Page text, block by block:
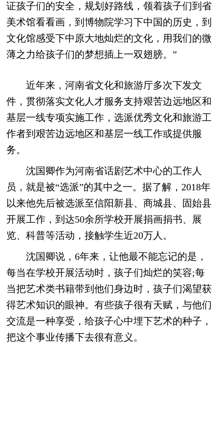
证孩子们的安全，规划好路线，领着孩子们到省
美术馆看看画，到博物院学习下中国的历史，到
文化馆感受下中原大地灿烂的文化，用我们的微
薄之力给孩子们的梦想插上一双翅膀。”
近年来，河南省文化和旅游厅多次下发文
件，贯彻落实文化人才服务支持艰苦边远地区和
基层一线专项实施工作，选派优秀文化和旅游工
作者到艰苦边远地区和基层一线工作或提供服
务。
沈国卿作为河南省话剧艺术中心的工作人
员，就是被“选派”的其中之一。据了解，2018年
以来他先后被选派至信阳新县、商城县、固始县
开展工作，到达50余所学校开展捐画捐书、展
览、科普等活动，接触学生近20万人。
沈国卿说，6年来，让他最不能忘记的是，
每当在学校开展活动时，孩子们灿烂的笑容;每
当把艺术类书籍带到他们身边时，孩子们渴望获
得艺术知识的眼神。有些孩子很有天赋，与他们
交流是一种享受，给孩子心中埋下艺术的种子，
把这个事业传播下去很有意义。